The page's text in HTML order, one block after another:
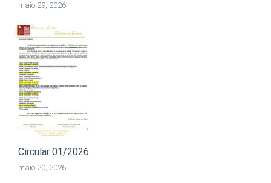
maio 29, 2026
Circular 01/2026
maio 20, 2026